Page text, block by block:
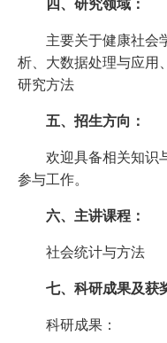
主要关于健康社会
析、大数据处理与应用
研究方法
五、招生方向：
欢迎具备相关知识
参与工作。
六、主讲课程：
社会统计与方法
七、科研成果及获
科研成果：